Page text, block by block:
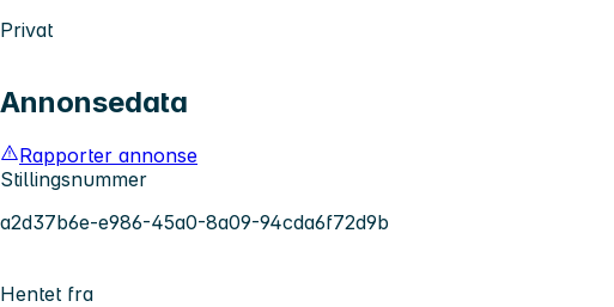
Privat
Annonsedata
Rapporter annonse
Stillingsnummer
a2d37b6e-e986-45a0-8a09-94cda6f72d9b
Hentet fra